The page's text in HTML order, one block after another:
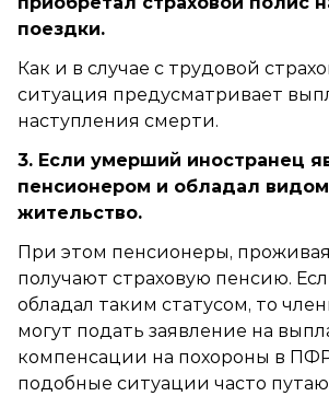
поездки.
Как и в случае с трудовой
ситуация предусматривает
наступления смерти.
3. Если умерший иностранец
пенсионером и обладал
жительство.
При этом пенсионеры,
получают страховую пенсию.
обладал таким статусом, то
могут подать заявление на
компенсации на похороны в
подобные ситуации часто